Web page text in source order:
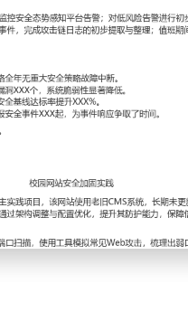
火墙与入侵检测系统的日常监控
；定期检查设备日志，分析异
缩短XXX%；协助处理安全事件
对办公网与测试服务器进行周期
扫描报告并分发给相应系统负
修复跟踪表，将中高危漏洞的
一的终端安全策略，包括防病